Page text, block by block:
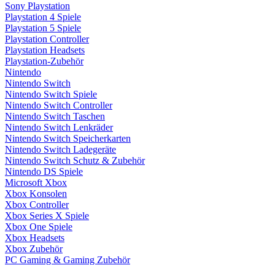
Sony Playstation
Playstation 4 Spiele
Playstation 5 Spiele
Playstation Controller
Playstation Headsets
Playstation-Zubehör
Nintendo
Nintendo Switch
Nintendo Switch Spiele
Nintendo Switch Controller
Nintendo Switch Taschen
Nintendo Switch Lenkräder
Nintendo Switch Speicherkarten
Nintendo Switch Ladegeräte
Nintendo Switch Schutz & Zubehör
Nintendo DS Spiele
Microsoft Xbox
Xbox Konsolen
Xbox Controller
Xbox Series X Spiele
Xbox One Spiele
Xbox Headsets
Xbox Zubehör
PC Gaming & Gaming Zubehör